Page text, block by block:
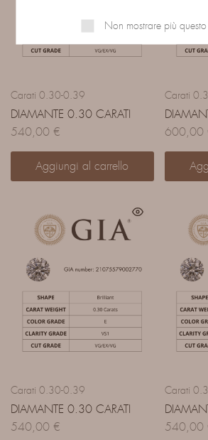
Carati 0.30-0.39
DIAMANTE 0.30 CARATI
540,00 €
Aggiungi al carrello
Carati
600,00
Carati 0.30-0.39
DIAMANTE 0.30 CARATI
540,00 €
Carati
540,00
Non mostrare più